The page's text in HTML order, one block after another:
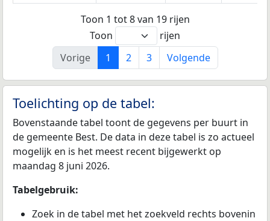
Toon 1 tot 8 van 19 rijen
Toon
rijen
Vorige
1 2 3 Volgende
Toelichting op de tabel:
Bovenstaande tabel toont de gegevens per buurt in
de gemeente Best. De data in deze tabel is zo actueel
mogelijk en is het meest recent bijgewerkt op
maandag 8 juni 2026.
Tabelgebruik:
Zoek in de tabel met het zoekveld rechts bovenin